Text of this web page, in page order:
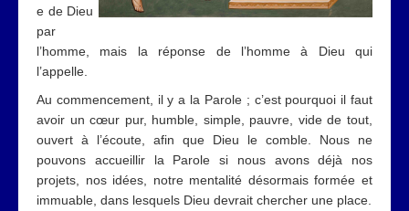
e de Dieu
par
l’homme, mais la réponse de l’homme à Dieu qui
l’appelle.
Au commencement, il y a la Parole ; c’est pourquoi il faut
avoir un cœur pur, humble, simple, pauvre, vide de tout,
ouvert à l’écoute, afin que Dieu le comble. Nous ne
pouvons accueillir la Parole si nous avons déjà nos
projets, nos idées, notre mentalité désormais formée et
immuable, dans lesquels Dieu devrait chercher une place.